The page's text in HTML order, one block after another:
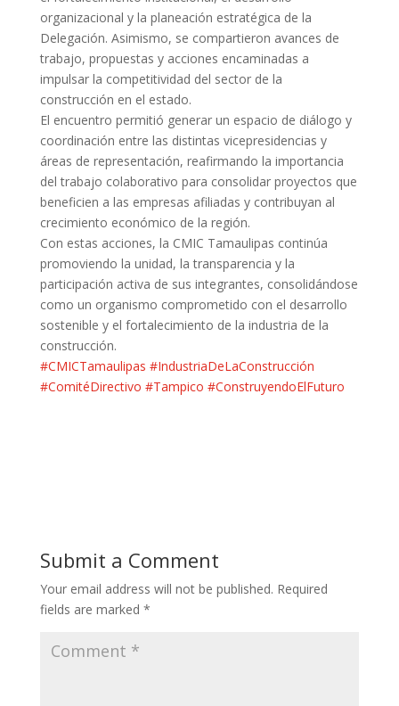
organizacional y la planeación estratégica de la
Delegación. Asimismo, se compartieron avances de
trabajo, propuestas y acciones encaminadas a
impulsar la competitividad del sector de la
construcción en el estado.
El encuentro permitió generar un espacio de diálogo y
coordinación entre las distintas vicepresidencias y
áreas de representación, reafirmando la importancia
del trabajo colaborativo para consolidar proyectos que
beneficien a las empresas afiliadas y contribuyan al
crecimiento económico de la región.
Con estas acciones, la CMIC Tamaulipas continúa
promoviendo la unidad, la transparencia y la
participación activa de sus integrantes, consolidándose
como un organismo comprometido con el desarrollo
sostenible y el fortalecimiento de la industria de la
construcción.
#CMICTamaulipas #IndustriaDeLaConstrucción
#ComitéDirectivo #Tampico #ConstruyendoElFuturo
Submit a Comment
Your email address will not be published. Required
fields are marked *